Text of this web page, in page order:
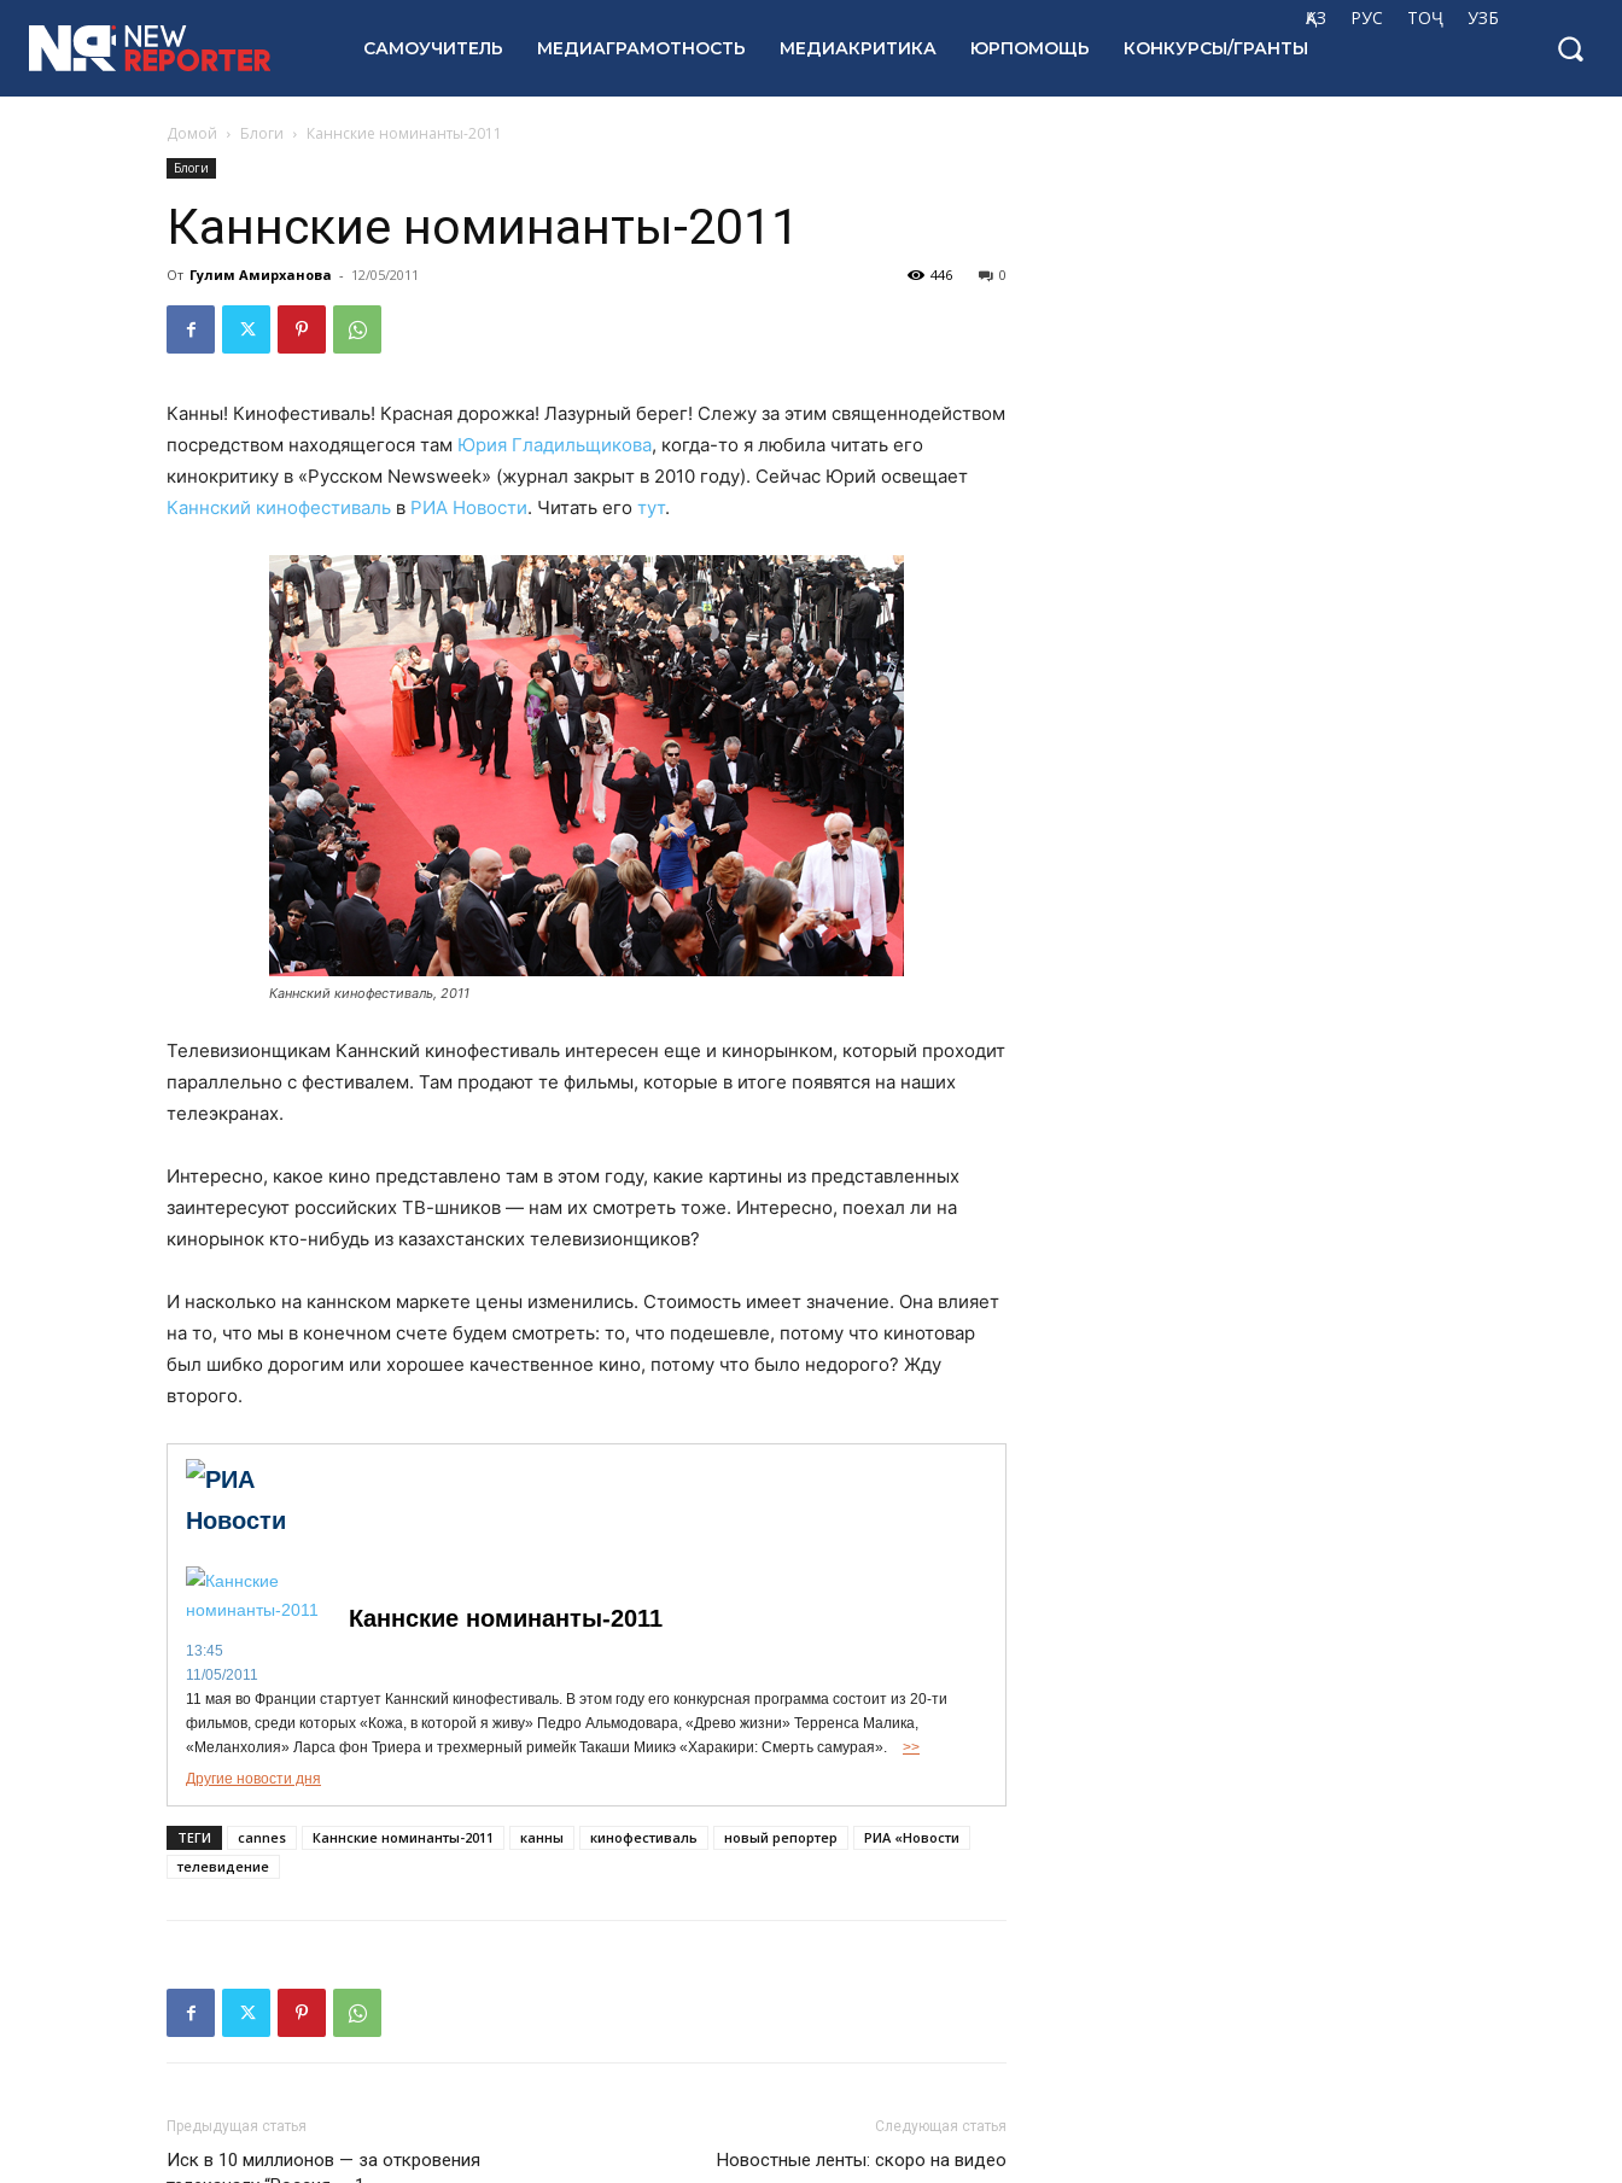
ҚАЗ РУС ТОҶ УЗБ
САМОУЧИТЕЛЬ МЕДИАГРАМОТНОСТЬ МЕДИАКРИТИКА ЮРПОМОЩЬ КОНКУРСЫ/ГРАНТЫ
Домой Блоги Каннские номинанты-2011
Блоги
Каннские номинанты-2011
От Гулим Амирханова - 12/05/2011 0
446
Канны! Кинофестиваль! Красная дорожка! Лазурный берег! Слежу за этим священнодейством
посредством находящегося там Юрия Гладильщикова, когда-то я любила читать его
кинокритику в «Русском Newsweek» (журнал закрыт в 2010 году). Сейчас Юрий освещает
Каннский кинофестиваль в РИА Новости. Читать его тут.
Каннский кинофестиваль, 2011
Телевизионщикам Каннский кинофестиваль интересен еще и кинорынком, который проходит
параллельно с фестивалем. Там продают те фильмы, которые в итоге появятся на наших
телеэкранах.
Интересно, какое кино представлено там в этом году, какие картины из представленных
заинтересуют российских ТВ-шников — нам их смотреть тоже. Интересно, поехал ли на
кинорынок кто-нибудь из казахстанских телевизионщиков?
И насколько на каннском маркете цены изменились. Стоимость имеет значение. Она влияет
на то, что мы в конечном счете будем смотреть: то, что подешевле, потому что кинотовар
был шибко дорогим или хорошее качественное кино, потому что было недорого? Жду
второго.
Каннские номинанты-2011
13:45
11/05/2011
11 мая во Франции стартует Каннский кинофестиваль. В этом году его конкурсная программа состоит из 20-ти
фильмов, среди которых «Кожа, в которой я живу» Педро Альмодовара, «Древо жизни» Терренса Малика,
«Меланхолия» Ларса фон Триера и трехмерный римейк Такаши Миикэ «Харакири: Смерть самурая».
>>
Другие новости дня
ТЕГИ cannes Каннские номинанты-2011 канны кинофестиваль новый репортер
РИА «Новости
телевидение
Предыдущая статья
Иск в 10 миллионов — за откровения
Следующая статья
Новостные ленты: скоро на видео